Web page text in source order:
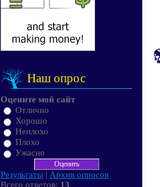
Наш опрос
Оцените мой сайт
Отлично
Хорошо
Неплохо
Плохо
Ужасно
Результаты | Архив опросов
Всего ответов: 13